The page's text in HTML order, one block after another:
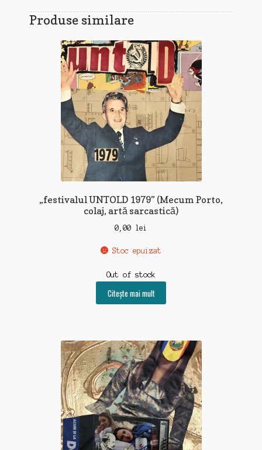
Produse similare
„festivalul UNTOLD 1979” (Mecum Porto,
colaj, artă sarcastică)
0,00 lei
Stoc epuizat
Out of stock
Citește mai mult